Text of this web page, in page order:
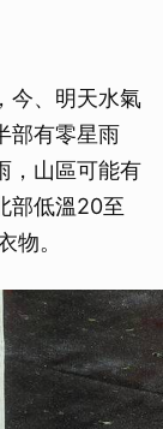
今、明天水氣
部有零星雨
，山區可能有
部低溫20至
物。